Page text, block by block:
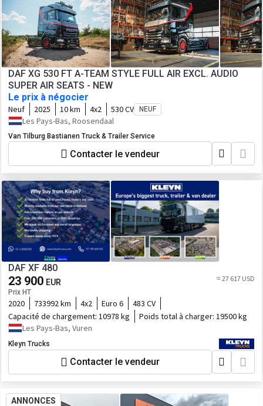
DAF XG 530 FT A-TEAM STYLE FULL AIR EXCL. AUDIO
SUPER AIR SEATS - NEW
Le prix à négocier
Neuf 2025 10 km 4x2 530 CV NEUF
Les Pays-Bas, Roosendaal
Van Tilburg Bastianen Truck & Trailer Service
Contacter le vendeur
DAF XF 480
23 900 EUR
Prix HT
≈ 27 617 USD
2020 733992 km 4x2 Euro 6
483 CV
Capacité de chargement: 10978 kg Poids total à charger: 19500 kg
Les Pays-Bas, Vuren
Kleyn Trucks
Contacter le vendeur
ANNONCES